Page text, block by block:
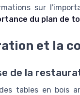
sur
du plan de
et la
de la
tables en bois